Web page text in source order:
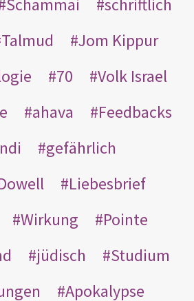
Talmud
Jom Kippur
70
Volk Israel
ahava
Feedbacks
gefährlich
Liebesbrief
Wirkung
Pointe
jüdisch
Studium
Apokalypse